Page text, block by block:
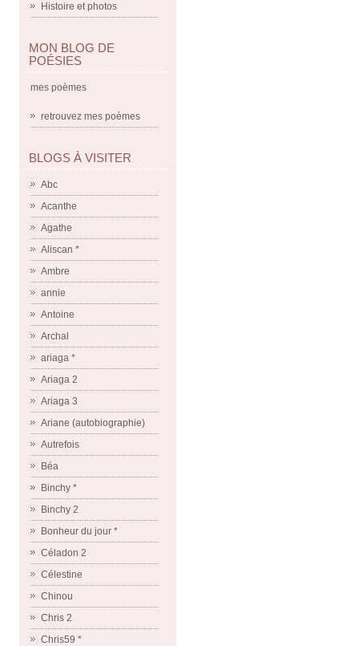
Histoire et photos
MON BLOG DE
POÉSIES
mes poèmes
retrouvez mes poèmes
BLOGS À VISITER
Abc
Acanthe
Agathe
Aliscan *
Ambre
annie
Antoine
Archal
ariaga *
Ariaga 2
Ariaga 3
Ariane (autobiographie)
Autrefois
Béa
Binchy *
Binchy 2
Bonheur du jour *
Céladon 2
Célestine
Chinou
Chris 2
Chris59 *